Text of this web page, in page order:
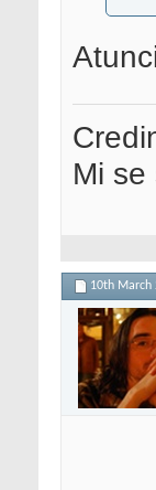
Mi
10th March